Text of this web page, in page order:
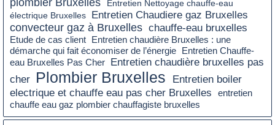
Entretien Nettoyage chauffe-eau
électrique Bruxelles
Entretien Chaudiere gaz Bruxelles
convecteur gaz à Bruxelles chauffe-eau bruxelles
Etude de cas client Entretien chaudière Bruxelles : une
démarche qui fait économiser de l’énergie
Entretien Chauffe-
eau Bruxelles Pas Cher
Entretien chaudière bruxelles pas
cher Plombier Bruxelles
Entretien boiler
electrique et chauffe eau pas cher Bruxelles
entretien
chauffe eau gaz plombier chauffagiste bruxelles